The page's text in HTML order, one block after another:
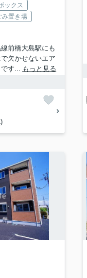
ックス
み置き場
前橋大島駅にも
欠かせないエア
す...
もっと見る